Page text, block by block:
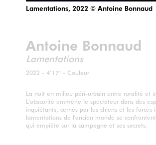
Lamentations, 2022 © Antoine Bonnaud
Antoine Bonnaud
Lamentations
2022 - 4’17" - Couleur
La nuit en milieu péri-urbain entre ruralité et
L'obscurité emmène le spectateur dans des
inquiétants, cernés par les chiens et les forces
lamentations de l'ancien monde se
qui empiète sur la campagne et ses secrets.